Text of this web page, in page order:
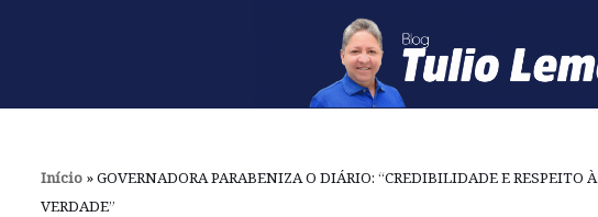
Início »GOVERNADORA PARABENIZA O DIÁRIO: “CREDIBILIDADE E RESPEITO À
VERDADE”